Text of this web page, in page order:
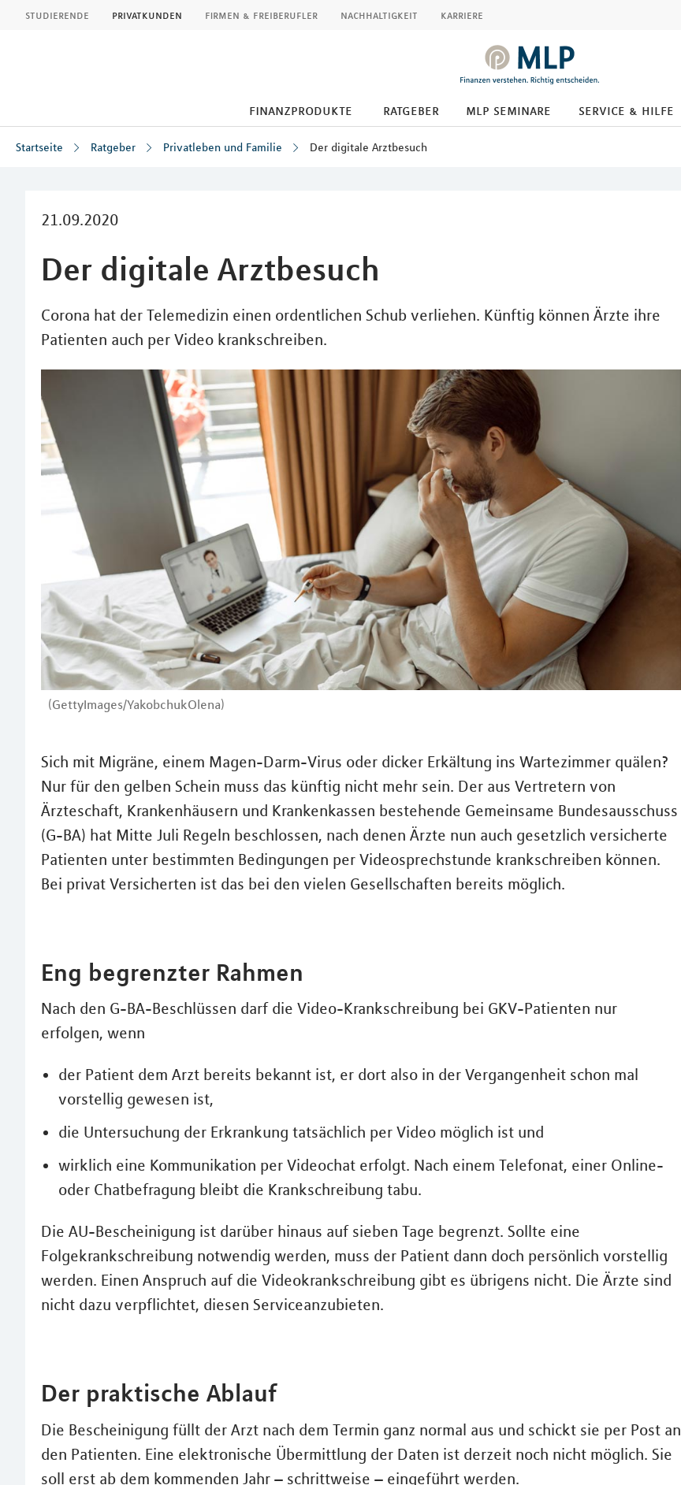
studierende privatkunden firmen & freiberufler nachhaltigkeit karriere
finanzprodukte ratgeber mlp seminare service & hilfe
Startseite Ratgeber Privatleben und Familie Der digitale Arztbesuch
21.09.2020
Der digitale Arztbesuch
Corona hat der Telemedizin einen ordentlichen Schub verliehen. Künftig können Ärzte ihre
Patienten auch per Video krankschreiben.
(GettyImages/YakobchukOlena)
Sich mit Migräne, einem Magen-Darm-Virus oder dicker Erkältung ins Wartezimmer quälen?
Nur für den gelben Schein muss das künftig nicht mehr sein. Der aus Vertretern von
Ärzteschaft, Krankenhäusern und Krankenkassen bestehende Gemeinsame Bundesausschuss
(G-BA) hat Mitte Juli Regeln beschlossen, nach denen Ärzte nun auch gesetzlich versicherte
Patienten unter bestimmten Bedingungen per Videosprechstunde krankschreiben können.
Bei privat Versicherten ist das bei den vielen Gesellschaften bereits möglich.
Eng begrenzter Rahmen
Nach den G-BA-Beschlüssen darf die Video-Krankschreibung bei GKV-Patienten nur
erfolgen, wenn
der Patient dem Arzt bereits bekannt ist, er dort also in der Vergangenheit schon mal
vorstellig gewesen ist,
die Untersuchung der Erkrankung tatsächlich per Video möglich ist und
wirklich eine Kommunikation per Videochat erfolgt. Nach einem Telefonat, einer Online-
oder Chatbefragung bleibt die Krankschreibung tabu.
Die AU-Bescheinigung ist darüber hinaus auf sieben Tage begrenzt. Sollte eine
Folgekrankschreibung notwendig werden, muss der Patient dann doch persönlich vorstellig
werden. Einen Anspruch auf die Videokrankschreibung gibt es übrigens nicht. Die Ärzte sind
nicht dazu verpflichtet, diesen Serviceanzubieten.
Der praktische Ablauf
Die Bescheinigung füllt der Arzt nach dem Termin ganz normal aus und schickt sie per Post an
den Patienten. Eine elektronische Übermittlung der Daten ist derzeit noch nicht möglich. Sie
soll erst ab dem kommenden Jahr – schrittweise – eingeführt werden.